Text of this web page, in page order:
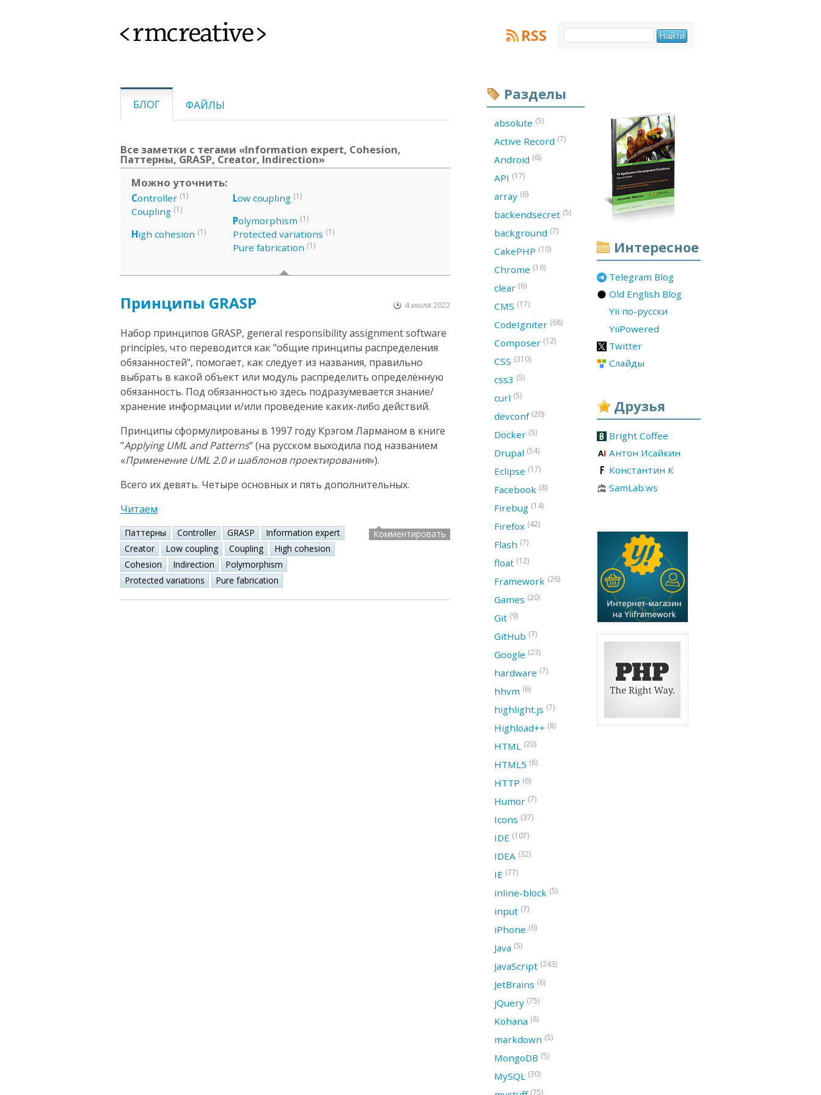
<rmcreative> RSS
БЛОГ ФАЙЛЫ
Все заметки с тегами «Information expert, Cohesion,
Паттерны, GRASP, Creator, Indirection»
Можно уточнить:
Controller (1)
Coupling (1)
High cohesion (1)
Low coupling (1)
Polymorphism (1)
Protected variations (1)
Pure fabrication (1)
Принципы GRASP 4 июля 2022
Набор принципов GRASP, general responsibility assignment software
principles, что переводится как "общие принципы распределения
обязанностей", помогает, как следует из названия, правильно
выбрать в какой объект или модуль распределить определённую
обязанность. Под обязанностью здесь подразумевается знание/
хранение информации и/или проведение каких-либо действий.
Принципы сформулированы в 1997 году Крэгом Ларманом в книге
"Applying UML and Patterns" (на русском выходила под названием
«Применение UML 2.0 и шаблонов проектирования»).
Всего их девять. Четыре основных и пять дополнительных.
Читаем
Паттерны Controller GRASP
Information expert
Creator
Low coupling Coupling
High cohesion
Cohesion
Indirection
Polymorphism
Protected variations
Pure fabrication
Комментировать
Интересное
Telegram Blog
Old English Blog
Yii по-русски
YiiPowered
Twitter
Слайды
Друзья
Bright Coffee
Антон Исайкин
Константин К
SamLab.ws
Разделы
absolute (5)
Active Record (7)
Android (6)
API (17)
array (6)
backendsecret (5)
background (7)
CakePHP (10)
Chrome (16)
clear (6)
CMS (17)
CodeIgniter (68)
Composer (12)
CSS (310)
css3 (5)
curl (5)
devconf (20)
Docker (5)
Drupal (54)
Eclipse (17)
Facebook (8)
Firebug (14)
Firefox (42)
Flash (7)
float (12)
Framework (26)
Games (20)
Git (9)
GitHub (7)
Google (23)
hardware (7)
hhvm (6)
highlight.js (7)
Highload++ (8)
HTML (20)
HTML5 (8)
HTTP (6)
Humor (7)
Icons (37)
IDE (107)
IDEA (32)
IE (77)
inline-block (5)
input (7)
iPhone (6)
Java (5)
JavaScript (243)
JetBrains (6)
jQuery (75)
Kohana (8)
markdown (5)
MongoDB (5)
MySQL (30)
(75)